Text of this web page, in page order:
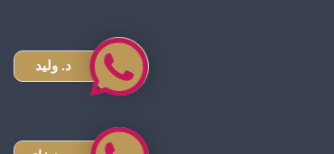
د. وليد